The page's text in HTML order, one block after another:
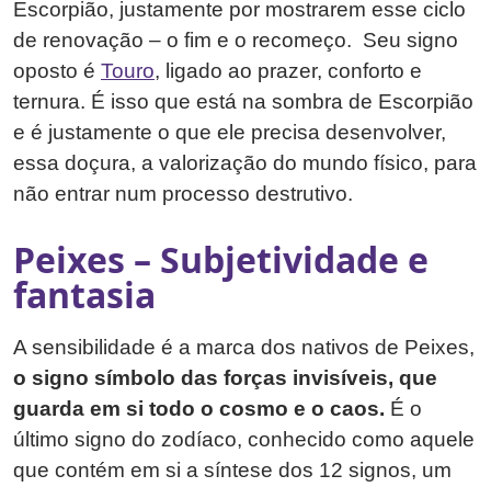
Escorpião, justamente por mostrarem esse ciclo
de renovação – o fim e o recomeço. Seu signo
oposto é Touro, ligado ao prazer, conforto e
ternura. É isso que está na sombra de Escorpião
e é justamente o que ele precisa desenvolver,
essa doçura, a valorização do mundo físico, para
não entrar num processo destrutivo.
Peixes – Subjetividade e
fantasia
A sensibilidade é a marca dos nativos de Peixes,
o signo símbolo das forças invisíveis, que
guarda em si todo o cosmo e o caos. É o
último signo do zodíaco, conhecido como aquele
que contém em si a síntese dos 12 signos, um